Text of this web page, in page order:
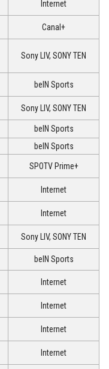
Internet
Canal+
Sony LIV, SONY TEN
beIN Sports
Sony LIV, SONY TEN
beIN Sports
beIN Sports
SPOTV Prime+
Internet
Internet
Sony LIV, SONY TEN
beIN Sports
Internet
Internet
Internet
Internet